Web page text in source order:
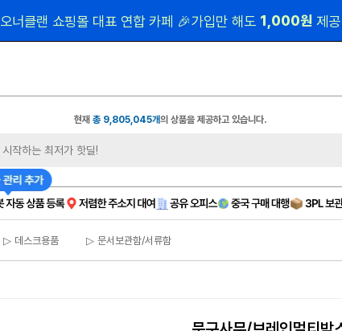
오너클랜 쇼핑몰 대표 연합 카페 🎉가입만 해도 1,000원 제공
현재총 9,805,045개의 상품을 제공하고 있습니다.
▷ 데스크용품 ▷ 문서보관함/서류함